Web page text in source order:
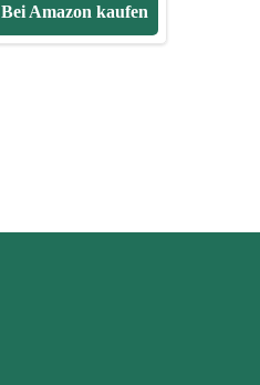
Bei Amazon kaufen